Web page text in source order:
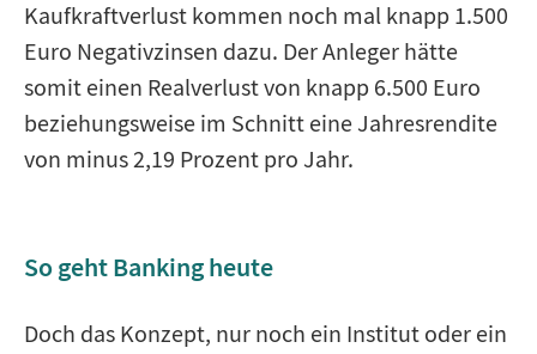
Kaufkraftverlust kommen noch mal knapp 1.500
Euro Negativzinsen dazu. Der Anleger hätte
somit einen Realverlust von knapp 6.500 Euro
beziehungsweise im Schnitt eine Jahresrendite
von minus 2,19 Prozent pro Jahr.
So geht Banking heute
Doch das Konzept, nur noch ein Institut oder ein